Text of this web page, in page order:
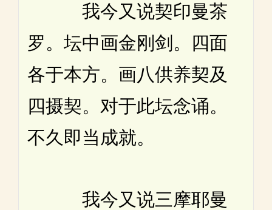
我今又说契印曼茶
罗。坛中画金刚剑。四面
各于本方。画八供养契及
四摄契。对于此坛念诵。
不久即当成就。
我今又说三摩耶曼